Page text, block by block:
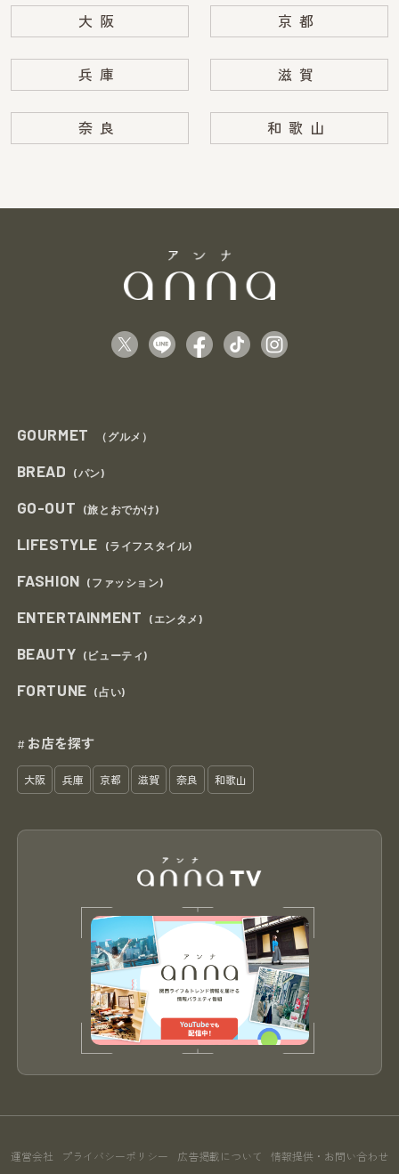
大阪 京都
兵庫 滋賀
奈良 和歌山
GOURMET （グルメ）
BREAD (パン)
GO-OUT (旅とおでかけ)
LIFESTYLE (ライフスタイル)
FASHION (ファッション)
ENTERTAINMENT (エンタメ)
BEAUTY (ビューティ)
FORTUNE (占い)
# お店を探す
大阪 兵庫 京都 滋賀 奈良 和歌山
運営会社 プライバシーポリシー 広告掲載について 情報提供・お問い合わせ